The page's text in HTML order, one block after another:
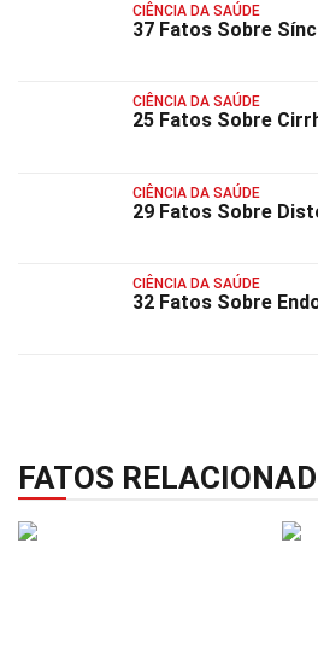
CIÊNCIA DA SAÚDE
37 Fatos Sobre
CIÊNCIA DA SAÚDE
25 Fatos Sobre
CIÊNCIA DA SAÚDE
29 Fatos Sobre
CIÊNCIA DA SAÚDE
32 Fatos Sobre
FATOS